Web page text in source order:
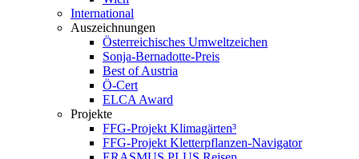
International
Auszeichnungen
Österreichisches Umweltzeichen
Sonja-Bernadotte-Preis
Best of Austria
Ö-Cert
ELCA Award
Projekte
FFG-Projekt Klimagärten³
FFG-Projekt Kletterpflanzen-Navigator